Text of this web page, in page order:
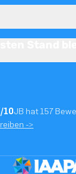
10JB hat 157
->